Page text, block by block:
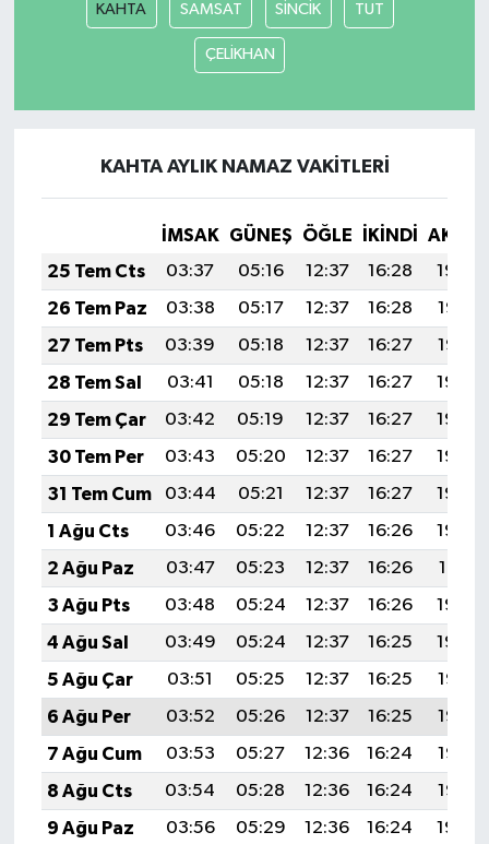
KAHTA SAMSAT SİNCİK TUT
ÇELİKHAN
KAHTA AYLIK NAMAZ VAKITLERI
İMSAK GÜNEŞ ÖĞLE İKINDI
25 Tem Cts
03:37 05:16 12:37 16:28
19:48
26 Tem Paz
03:38 05:17 12:37 16:28
19:47
27 Tem Pts
03:39 05:18 12:37 16:27
19:47
28 Tem Sal
03:41 05:18 12:37 16:27
19:46
29 Tem Çar
03:42 05:19 12:37 16:27
19:45
30 Tem Per
03:43 05:20 12:37 16:27
19:44
31 Tem Cum
03:44 05:21 12:37 16:27
19:43
1 Ağu Cts
03:46 05:22 12:37 16:26
19:42
2 Ağu Paz
03:47 05:23 12:37 16:26
19:41
3 Ağu Pts
03:48 05:24 12:37 16:26
19:40
4 Ağu Sal
03:49 05:24 12:37 16:25
19:39
5 Ağu Çar
03:51 05:25 12:37 16:25
19:38
6 Ağu Per
03:52 05:26 12:37 16:25
19:37
7 Ağu Cum
03:53 05:27 12:36 16:24
19:36
8 Ağu Cts
03:54 05:28 12:36 16:24
19:35
9 Ağu Paz
03:56 05:29 12:36 16:24
19:34